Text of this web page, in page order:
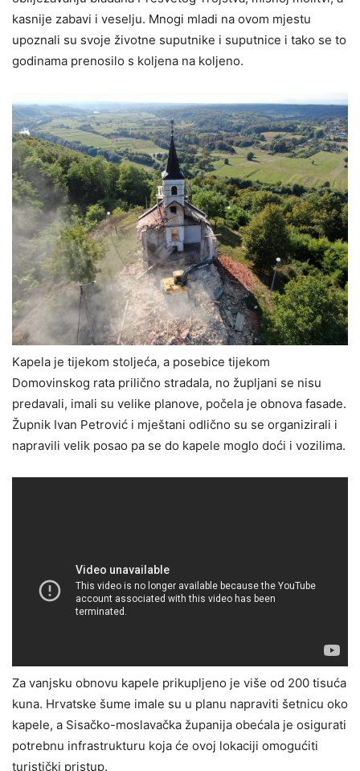
kasnije zabavi i veselju. Mnogi mladi na ovom mjestu
upoznali su svoje životne suputnike i suputnice i tako se to
godinama prenosilo s koljena na koljeno.
Kapela je tijekom stoljeća, a posebice tijekom
Domovinskog rata prilično stradala, no župljani se nisu
predavali, imali su velike planove, počela je obnova fasade.
Župnik Ivan Petrović i mještani odlično su se organizirali i
napravili velik posao pa se do kapele moglo doći i vozilima.
Za vanjsku obnovu kapele prikupljeno je više od 200 tisuća
kuna. Hrvatske šume imale su u planu napraviti šetnicu oko
kapele, a Sisačko-moslavačka županija obećala je osigurati
potrebnu infrastrukturu koja će ovoj lokaciji omogućiti
turistički pristup.